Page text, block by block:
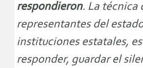
respondieron. La técnica
representantes del
instituciones estatales,
responder, guardar el